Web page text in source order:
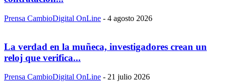
Prensa CambioDigital OnLine - 4 agosto 2026
La verdad en la muñeca, investigadores crean un
reloj que verifica...
Prensa CambioDigital OnLine - 21 julio 2026